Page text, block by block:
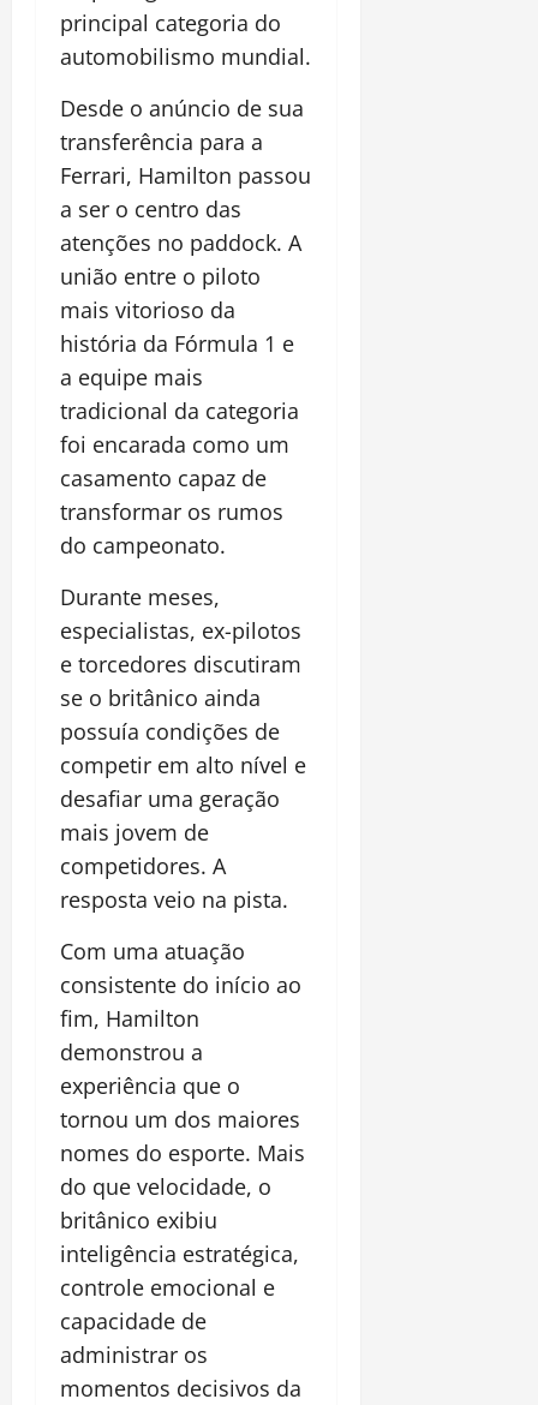
principal categoria do
automobilismo mundial.
Desde o anúncio de sua
transferência para a
Ferrari, Hamilton passou
a ser o centro das
atenções no paddock. A
união entre o piloto
mais vitorioso da
história da Fórmula 1 e
a equipe mais
tradicional da categoria
foi encarada como um
casamento capaz de
transformar os rumos
do campeonato.
Durante meses,
especialistas, ex-pilotos
e torcedores discutiram
se o britânico ainda
possuía condições de
competir em alto nível e
desafiar uma geração
mais jovem de
competidores. A
resposta veio na pista.
Com uma atuação
consistente do início ao
fim, Hamilton
demonstrou a
experiência que o
tornou um dos maiores
nomes do esporte. Mais
do que velocidade, o
britânico exibiu
inteligência estratégica,
controle emocional e
capacidade de
administrar os
momentos decisivos da